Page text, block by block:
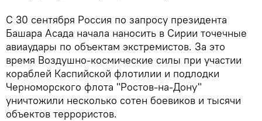
С 30 сентября Россия по запросу президента
Башара Асада начала наносить в Сирии точечные
авиаудары по объектам экстремистов. За это
время Воздушно-космические силы при участии
кораблей Каспийской флотилии и подлодки
Черноморского флота "Ростов-на-Дону"
уничтожили несколько сотен боевиков и тысячи
объектов террористов.